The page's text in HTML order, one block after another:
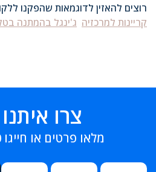
רוצים להאזין לדוגמאות שהפקנו
קריינות למרכזיה ג'ינגל בהמתנה
צרו
מלאו פרטים או חייגו